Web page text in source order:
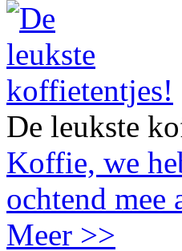
De leukste
Koffie, we
ochtend mee
Meer >>